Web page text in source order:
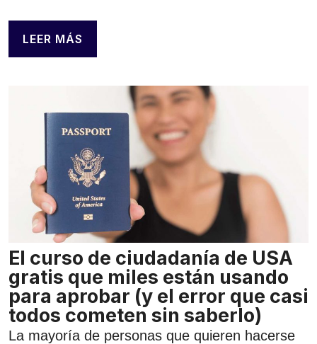
LEER MÁS
El curso de ciudadanía de USA
gratis que miles están usando
para aprobar (y el error que casi
todos cometen sin saberlo)
La mayoría de personas que quieren hacerse